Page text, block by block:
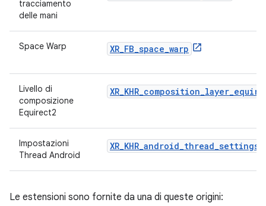
tracciamento
delle mani
Space Warp XR_FB_space_warp
Livello di
composizione
Equirect2
Impostazioni
Thread Android
XR_KHR_android_thread_settings
Le estensioni sono fornite da una di queste origini: